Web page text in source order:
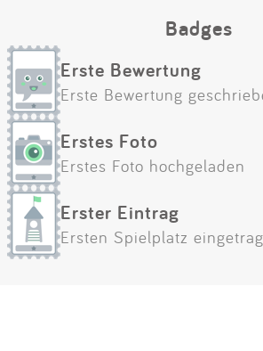
Badges
Erste Bewertung
Erste Bewertung
Erstes Foto
Erstes Foto hochgeladen
Erster Eintrag
Ersten Spielplatz